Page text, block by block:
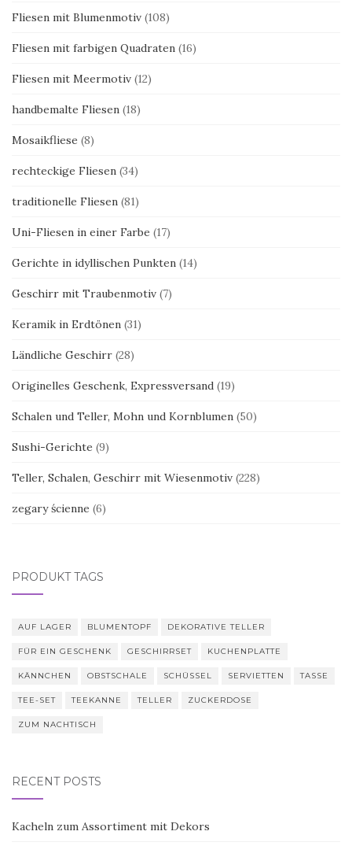
Fliesen mit Blumenmotiv (108)
Fliesen mit farbigen Quadraten (16)
Fliesen mit Meermotiv (12)
handbemalte Fliesen (18)
Mosaikfliese (8)
rechteckige Fliesen (34)
traditionelle Fliesen (81)
Uni-Fliesen in einer Farbe (17)
Gerichte in idyllischen Punkten (14)
Geschirr mit Traubenmotiv (7)
Keramik in Erdtönen (31)
Ländliche Geschirr (28)
Originelles Geschenk, Expressversand (19)
Schalen und Teller, Mohn und Kornblumen (50)
Sushi-Gerichte (9)
Teller, Schalen, Geschirr mit Wiesenmotiv (228)
zegary ścienne (6)
PRODUKT TAGS
AUF LAGER BLUMENTOPF DEKORATIVE TELLER
FÜR EIN GESCHENK GESCHIRRSET KUCHENPLATTE
KÄNNCHEN OBSTSCHALE SCHÜSSEL SERVIETTEN TASSE
TEE-SET TEEKANNE TELLER ZUCKERDOSE
ZUM NACHTISCH
RECENT POSTS
Kacheln zum Assortiment mit Dekors